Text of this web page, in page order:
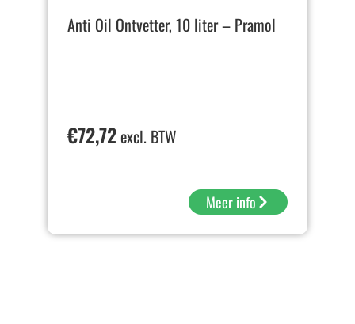
Anti Oil Ontvetter, 10 liter – Pramol
€72,72excl. BTW
Meer info